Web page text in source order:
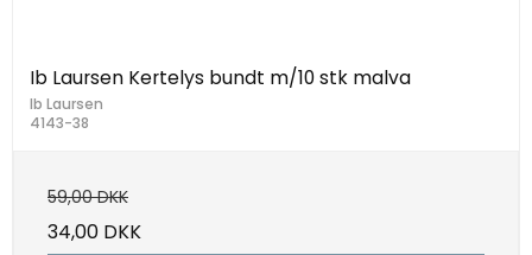
Ib Laursen Kertelys bundt m/10 stk malva
Ib Laursen
4143-38
59,00 DKK
34,00 DKK